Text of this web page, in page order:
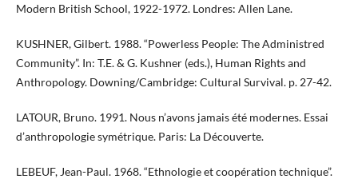
Modern British School, 1922-1972. Londres: Allen Lane.
KUSHNER, Gilbert. 1988. “Powerless People: The Administred
Community”. In: T.E. & G. Kushner (eds.), Human Rights and
Anthropology. Downing/Cambridge: Cultural Survival. p. 27-42.
LATOUR, Bruno. 1991. Nous n’avons jamais été modernes. Essai
d’anthropologie symétrique. Paris: La Découverte.
LEBEUF, Jean-Paul. 1968. “Ethnologie et coopération technique”.